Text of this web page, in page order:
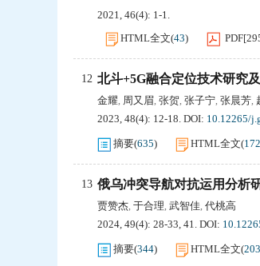
2021, 46(4): 1-1.
HTML全文(43) PDF[
12 北斗+5G融合定位技术研究
金耀, 周又眉, 张贺, 张子宁, 张晨芳,
2023, 48(4): 12-18. DOI: 10.12265/
摘要(635) HTML全文(172
13 俄乌冲突导航对抗运用分析
贾赞杰, 于合理, 武智佳, 代桃高
2024, 49(4): 28-33, 41. DOI:
摘要(344) HTML全文(203